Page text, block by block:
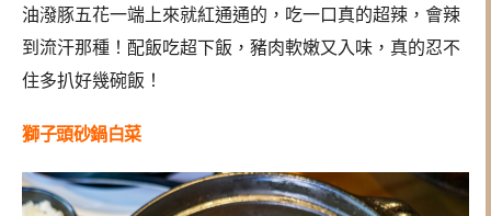
油潑豚五花一端上來就紅通通的，吃一口真的超辣，會辣
到流汗那種！配飯吃超下飯，豬肉軟嫩又入味，真的忍不
住多扒好幾碗飯！
獅子頭砂鍋白菜